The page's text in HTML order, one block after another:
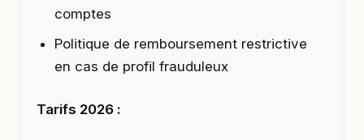
comptes
Politique de remboursement restrictive
en cas de profil frauduleux
Tarifs 2026 :